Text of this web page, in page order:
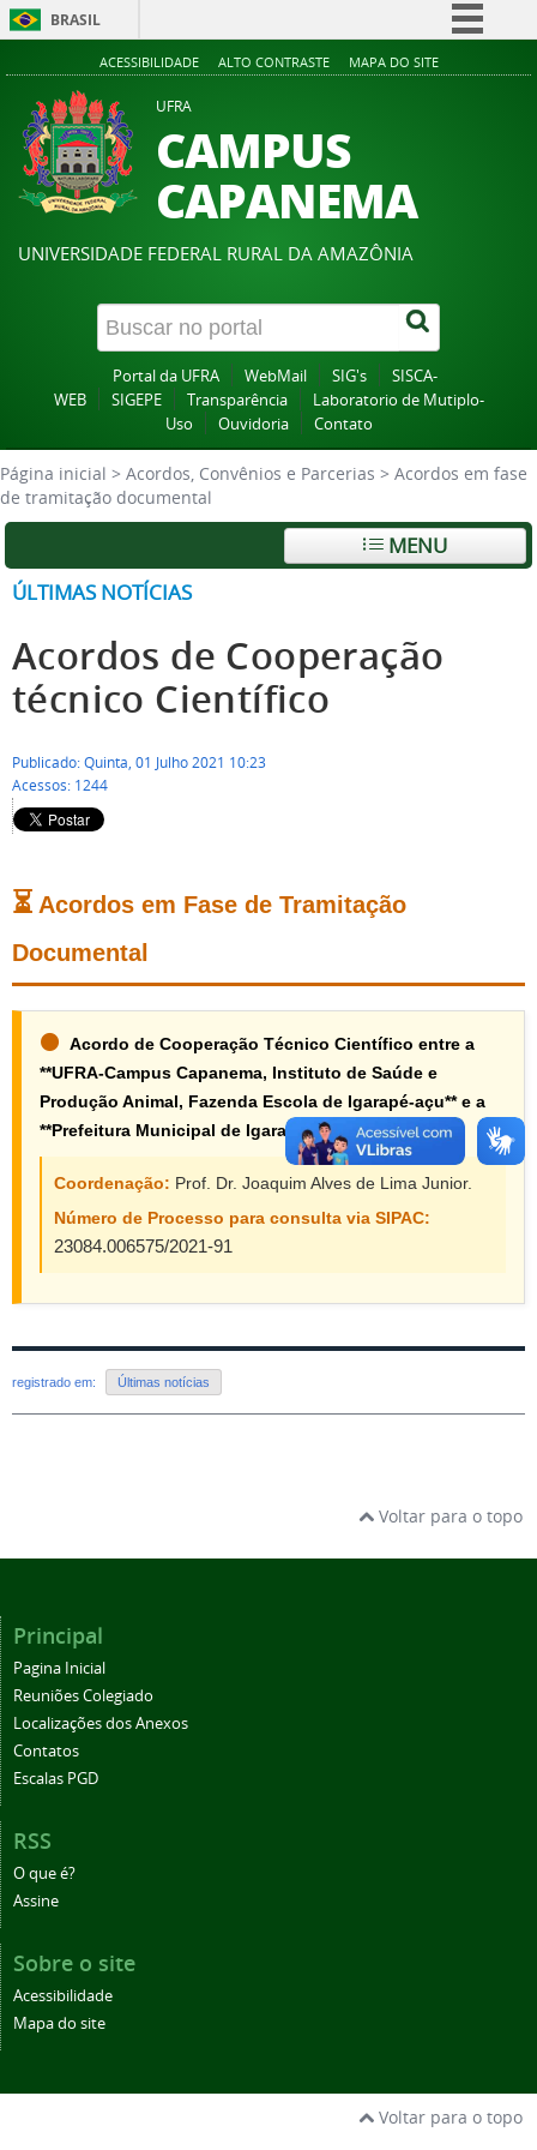
BRASIL
Simplifique!
Participe
Acesso à informação
Legislação
Canais
ACESSIBILIDADE ALTO CONTRASTE MAPA DO SITE
UFRA
CAMPUS
CAPANEMA
UNIVERSIDADE FEDERAL RURAL DA AMAZÔNIA
Portal da UFRA WebMail SIG's
SISCA-
WEB
SIGEPE Transparência
Laboratorio de Mutiplo-
Uso
Ouvidoria Contato
Página inicial > Acordos, Convênios e Parcerias > Acordos em fase
de tramitação documental
MENU
ÚLTIMAS NOTÍCIAS
Acordos de Cooperação
técnico Científico
Publicado: Quinta, 01 Julho 2021 10:23
Acessos: 1244
⏳ Acordos em Fase de Tramitação
Documental
🟠 Acordo de Cooperação Técnico Científico entre a
**UFRA-Campus Capanema, Instituto de Saúde e
Produção Animal, Fazenda Escola de Igarapé-açu** e a
**Prefeitura Municipal de Igarapé-açu – PA.**
Coordenação: Prof. Dr. Joaquim Alves de Lima Junior.
Número de Processo para consulta via SIPAC:
23084.006575/2021-91
registrado em: Últimas notícias
Voltar para o topo
Principal
Pagina Inicial
Reuniões Colegiado
Localizações dos Anexos
Contatos
Escalas PGD
RSS
O que é?
Assine
Sobre o site
Acessibilidade
Mapa do site
Voltar para o topo